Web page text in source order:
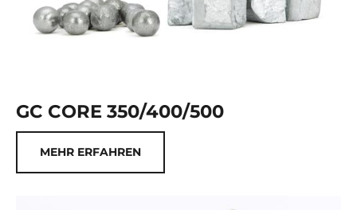
GC CORE 350/400/500
MEHR ERFAHREN